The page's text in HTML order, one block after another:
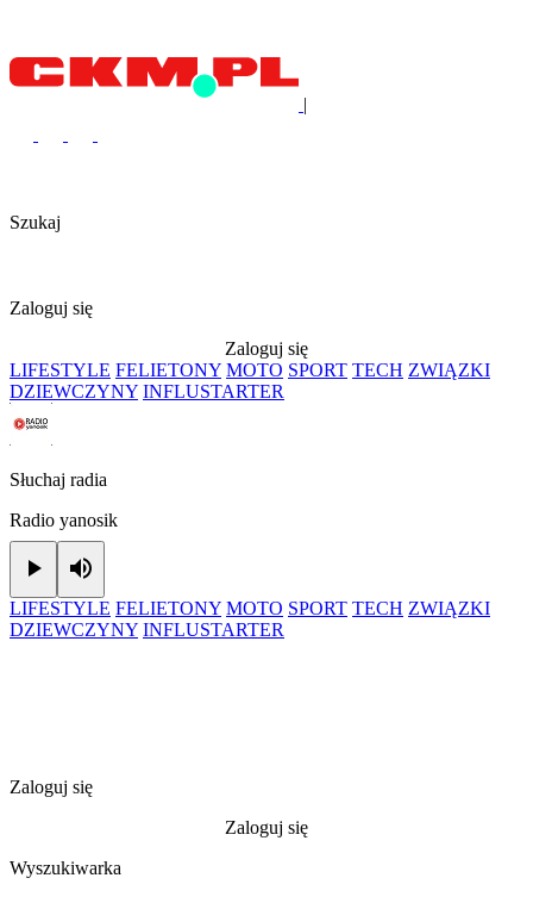
|
Szukaj
Zaloguj się
Zaloguj się
LIFESTYLE FELIETONY MOTO SPORT TECH ZWIĄZKI
DZIEWCZYNY INFLUSTARTER
Słuchaj radia
Radio yanosik
Play
LIFESTYLE FELIETONY MOTO SPORT TECH ZWIĄZKI
DZIEWCZYNY INFLUSTARTER
Zaloguj się
Zaloguj się
Wyszukiwarka